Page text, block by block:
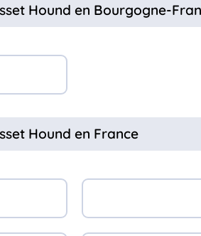
Hound en Bourgogne-
Hound en France